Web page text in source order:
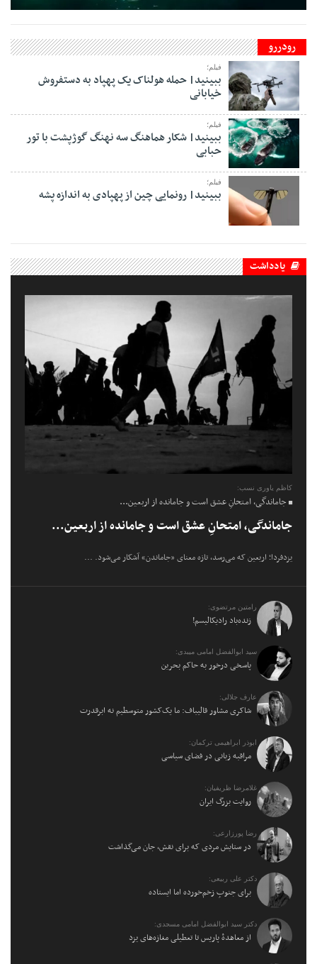
رودررو
فیلم؛
ببینید| حمله هولناک یک پهپاد به دستفروش
خیابانی
فیلم؛
ببینید| شکار هماهنگ سه نهنگ گوژپشت با تور
حبابی
فیلم؛
ببینید| رونمایی چین از پهپادی به اندازه پشه
یادداشت
کاظم یاوری نسب:
جاماندگی، امتحانِ عشق است و جامانده از اربعین...
جاماندگی، امتحانِ عشق است و جامانده از اربعین...
یزدفردا؛ اربعین که می‌رسد، تازه معنای «جاماندن» آشکار می‌شود. ...
رامتین مرتضوی:
زنده‌باد رادیکالیسم!
سید ابوالفضل امامی میبدی:
پاسخی درخور به حاکم بحرین
عارف جلالی:
شاکری مشاور قالیباف: ما یک‌کشور متوسطیم نه ابرقدرت
ابوذر ابراهیمی ترکمان:
مراقبه زبانی در فضای سیاسی
غلامرضا ظریفیان:
روایت بزرگ ایران
رضا پورزارعی:
در ستایش مردی که برای نقش، جان می‌گذاشت
دکتر علی ربیعی:
برای جنوبِ زخم‌خورده اما ایستاده
دکتر سید ابوالفضل امامی مسجدی:
از معاهدهٔ پاریس تا تعطیلی مغازه‌های یزد